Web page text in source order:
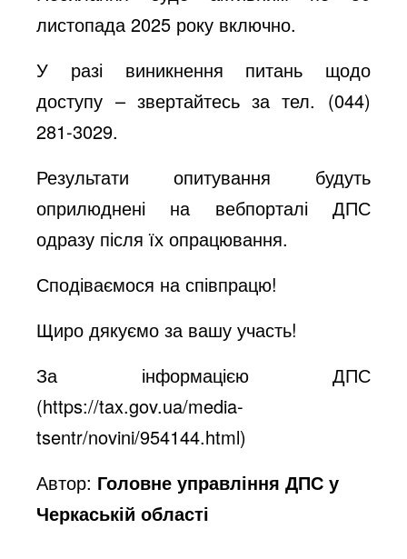
листопада 2025 року включно.
У разі виникнення питань щодо
доступу – звертайтесь за тел. (044)
281-3029.
Результати опитування будуть
оприлюднені на вебпорталі ДПС
одразу після їх опрацювання.
Сподіваємося на співпрацю!
Щиро дякуємо за вашу участь!
За інформацією ДПС
(https://tax.gov.ua/media-
tsentr/novini/954144.html)
Автор: Головне управління ДПС у
Черкаській області